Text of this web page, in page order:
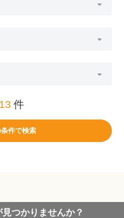
13 件
件で検索
つかりませんか？